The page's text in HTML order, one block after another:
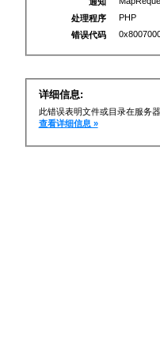
处理程序
PHP
错误代码
详细信息:
此错误表明文件或目录在服务
查看详细信息 »